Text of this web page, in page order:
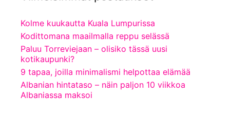
Kolme kuukautta Kuala Lumpurissa
Kodittomana maailmalla reppu selässä
Paluu Torreviejaan – olisiko tässä uusi
kotikaupunki?
9 tapaa, joilla minimalismi helpottaa elämää
Albanian hintataso – näin paljon 10 viikkoa
Albaniassa maksoi